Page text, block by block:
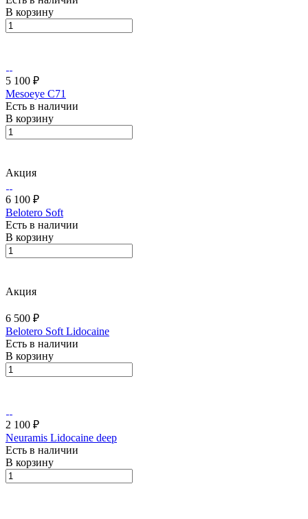
В корзину
5 100 ₽
Mesoeye C71
Есть в наличии
В корзину
Акция
6 100 ₽
Belotero Soft
Есть в наличии
В корзину
Акция
6 500 ₽
Belotero Soft Lidocaine
Есть в наличии
В корзину
2 100 ₽
Neuramis Lidocaine deep
Есть в наличии
В корзину